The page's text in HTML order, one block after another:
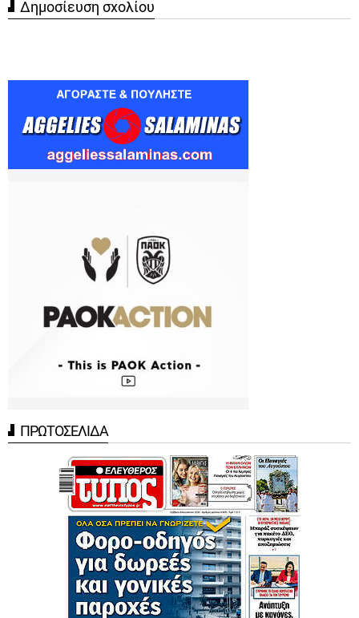
Δημοσίευση σχολίου
ΠΡΩΤΟΣΕΛΙΔΑ